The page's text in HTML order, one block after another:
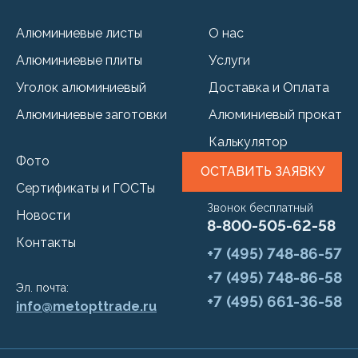
Алюминиевые листы
Алюминиевые плиты
Уголок алюминиевый
Алюминиевые заготовки
О нас
Услуги
Доставка и Оплата
Алюминиевый прокат
Калькулятор
Фото
Сертификаты и ГОСТы
Новости
Контакты
Эл. почта:
info@metopttrade.ru
ОСТАВИТЬ ЗАЯВКУ
Звонок бесплатный
8-800-505-62-58
+7 (495) 748-86-57
+7 (495) 748-86-58
+7 (495) 661-36-58